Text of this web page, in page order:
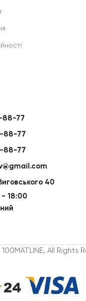
88-77
88-77
88-77
40
- 18:00
All Rights